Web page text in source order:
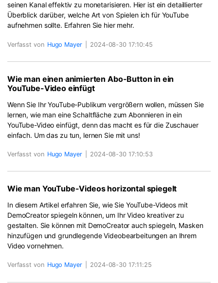
seinen Kanal effektiv zu monetarisieren. Hier ist ein detaillierter
Überblick darüber, welche Art von Spielen ich für YouTube
aufnehmen sollte. Erfahren Sie hier mehr.
Verfasst von Hugo Mayer 2024-08-30 17:10:45
Wie man einen animierten Abo-Button in ein
YouTube-Video einfügt
Wenn Sie Ihr YouTube-Publikum vergrößern wollen, müssen Sie
lernen, wie man eine Schaltfläche zum Abonnieren in ein
YouTube-Video einfügt, denn das macht es für die Zuschauer
einfach. Um das zu tun, lernen Sie mit uns!
Verfasst von Hugo Mayer 2024-08-30 17:10:53
Wie man YouTube-Videos horizontal spiegelt
In diesem Artikel erfahren Sie, wie Sie YouTube-Videos mit
DemoCreator spiegeln können, um Ihr Video kreativer zu
gestalten. Sie können mit DemoCreator auch spiegeln, Masken
hinzufügen und grundlegende Videobearbeitungen an Ihrem
Video vornehmen.
Verfasst von Hugo Mayer 2024-08-30 17:11:25